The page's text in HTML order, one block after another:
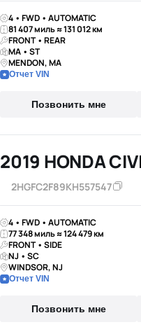
4 • FWD • AUTOMATIC
81 407 миль ≈ 131 012 км
FRONT • REAR
MA • ST
MENDON, MA
Отчет VIN
Позвонить мне
2019 HONDA
2HGFC2F89KH557547
4 • FWD • AUTOMATIC
77 348 миль ≈ 124 479 км
FRONT • SIDE
NJ • SC
WINDSOR, NJ
Отчет VIN
Позвонить мне